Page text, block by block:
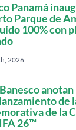
Panamá
Parque de
100% con
2026
anotan
de
de la
26™